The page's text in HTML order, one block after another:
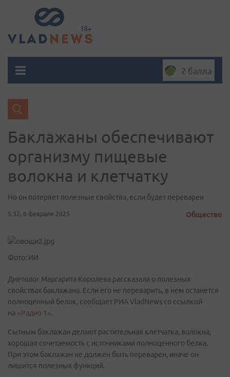
2 балла
Баклажаны обеспечивают
организму пищевые
волокна и клетчатку
Но он потеряет полезные свойства, если будет переварен
5:32, 6 февраля 2025 Общество
Фото: ИИ
Диетолог Маргарита Королева рассказала о полезных
свойствах баклажана. Если его не переварить, в нем останется
полноценный белок, сообщает РИА VladNews со ссылкой
на «Радио 1».
Сытным баклажан делают растительная клетчатка, волокна,
хорошая сочетаемость с источниками полноценного белка.
При этом баклажан не должен быть переварен, иначе он
лишится полезных функций.